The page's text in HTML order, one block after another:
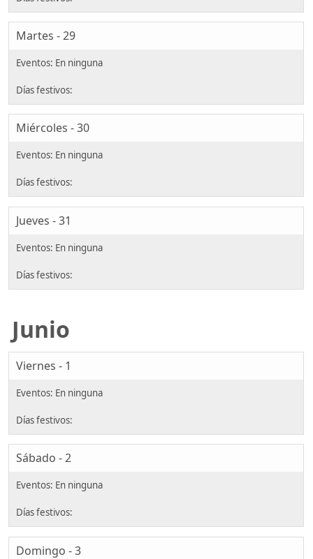
Martes - 29
Miércoles - 30
Jueves - 31
Junio
Viernes - 1
Sábado - 2
Domingo - 3